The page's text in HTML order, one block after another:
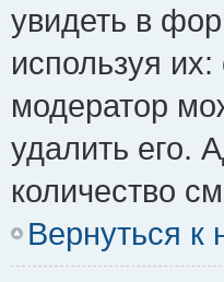
увидеть в
используя
модератор
удалить его.
количество
Вернуться к